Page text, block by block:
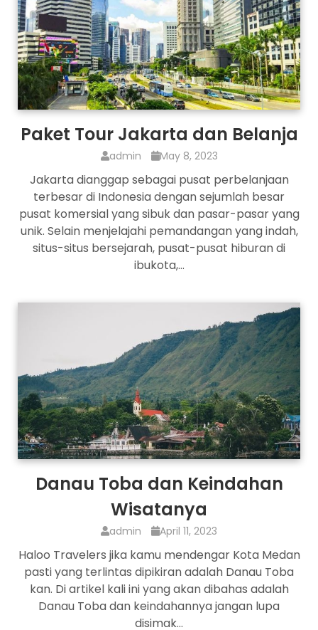
Paket Tour Jakarta dan Belanja
admin May 8, 2023
Jakarta dianggap sebagai pusat perbelanjaan
terbesar di Indonesia dengan sejumlah besar
pusat komersial yang sibuk dan pasar-pasar yang
unik. Selain menjelajahi pemandangan yang indah,
situs-situs bersejarah, pusat-pusat hiburan di
ibukota,…
Danau Toba dan Keindahan
Wisatanya
admin April 11, 2023
Haloo Travelers jika kamu mendengar Kota Medan
pasti yang terlintas dipikiran adalah Danau Toba
kan. Di artikel kali ini yang akan dibahas adalah
Danau Toba dan keindahannya jangan lupa
disimak…